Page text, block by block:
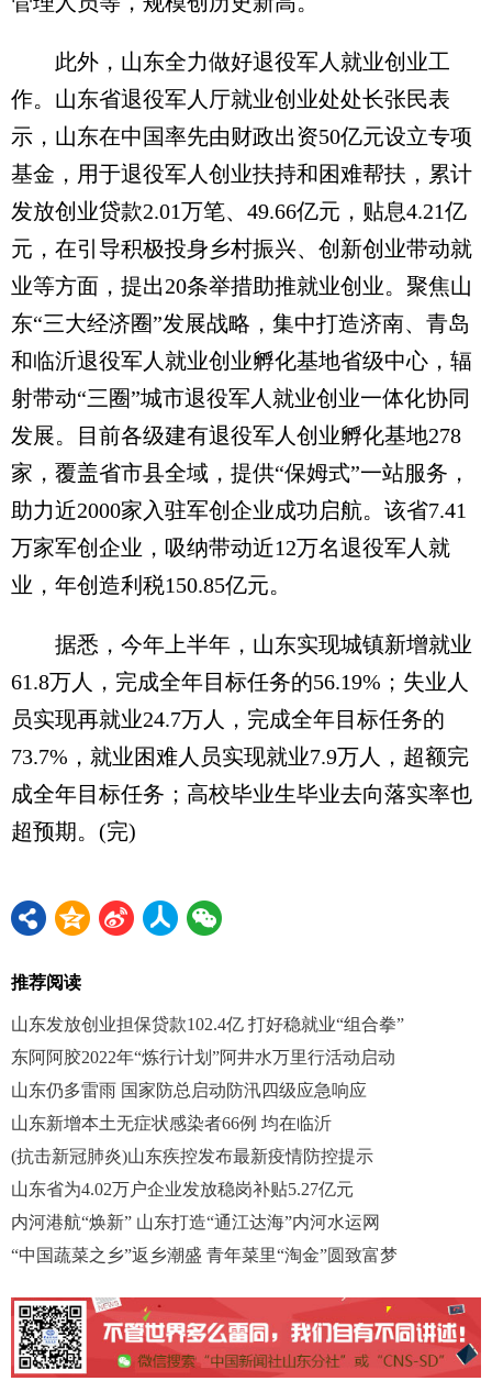
此外，山东全力做好退役军人就业创业工
作。山东省退役军人厅就业创业处处长张民表
示，山东在中国率先由财政出资50亿元设立专项
基金，用于退役军人创业扶持和困难帮扶，累计
发放创业贷款2.01万笔、49.66亿元，贴息4.21亿
元，在引导积极投身乡村振兴、创新创业带动就
业等方面，提出20条举措助推就业创业。聚焦山
东“三大经济圈”发展战略，集中打造济南、青岛
和临沂退役军人就业创业孵化基地省级中心，辐
射带动“三圈”城市退役军人就业创业一体化协同
发展。目前各级建有退役军人创业孵化基地278
家，覆盖省市县全域，提供“保姆式”一站服务，
助力近2000家入驻军创企业成功启航。该省7.41
万家军创企业，吸纳带动近12万名退役军人就
业，年创造利税150.85亿元。
据悉，今年上半年，山东实现城镇新增就业
61.8万人，完成全年目标任务的56.19%；失业人
员实现再就业24.7万人，完成全年目标任务的
73.7%，就业困难人员实现就业7.9万人，超额完
成全年目标任务；高校毕业生毕业去向落实率也
超预期。(完)
推荐阅读
山东发放创业担保贷款102.4亿 打好稳就业“组合拳”
东阿阿胶2022年“炼行计划”阿井水万里行活动启动
山东仍多雷雨 国家防总启动防汛四级应急响应
山东新增本土无症状感染者66例 均在临沂
(抗击新冠肺炎)山东疾控发布最新疫情防控提示
山东省为4.02万户企业发放稳岗补贴5.27亿元
内河港航“焕新” 山东打造“通江达海”内河水运网
“中国蔬菜之乡”返乡潮盛 青年菜里“淘金”圆致富梦